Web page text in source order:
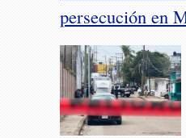
persecución en